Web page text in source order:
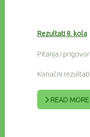
Rezultati 8. kola
Pitanja i
Konačni
READ